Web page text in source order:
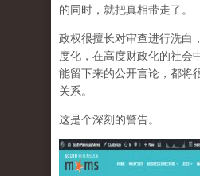
的同时，就把真相带走了。
政权很擅长对审查进行洗白
度化，在高度财政化的社会
能留下来的公开言论，都将
关系。
这是个深刻的警告。